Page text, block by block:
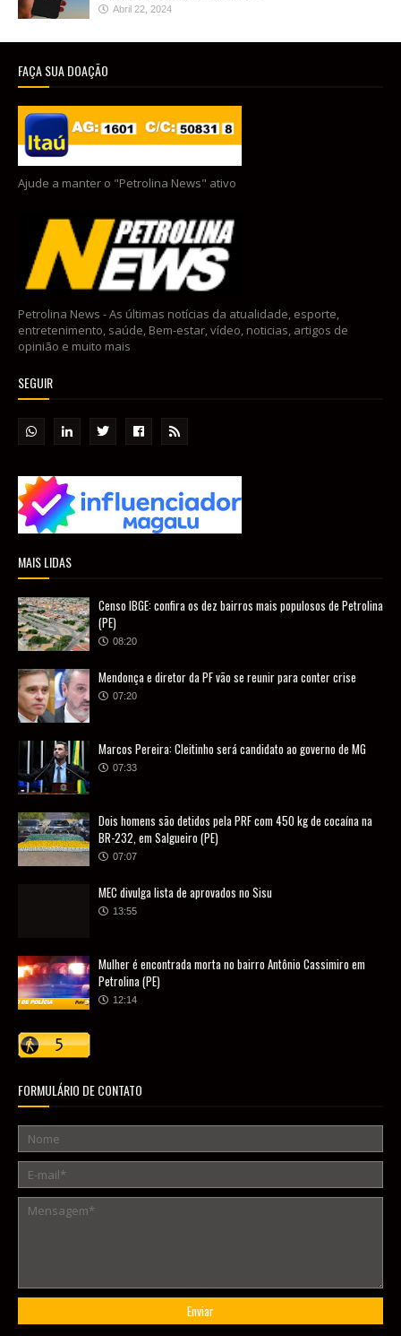
Abril 22, 2024
FAÇA SUA DOAÇÃO
Ajude a manter o "Petrolina News" ativo
Petrolina News - As últimas notícias da atualidade, esporte,
entretenimento, saúde, Bem-estar, vídeo, noticias, artigos de
opinião e muito mais
SEGUIR
MAIS LIDAS
Censo IBGE: confira os dez bairros mais populosos de Petrolina
(PE)
08:20
Mendonça e diretor da PF vão se reunir para conter crise
07:20
Marcos Pereira: Cleitinho será candidato ao governo de MG
07:33
Dois homens são detidos pela PRF com 450 kg de cocaína na
BR-232, em Salgueiro (PE)
07:07
MEC divulga lista de aprovados no Sisu
13:55
Mulher é encontrada morta no bairro Antônio Cassimiro em
Petrolina (PE)
12:14
FORMULÁRIO DE CONTATO